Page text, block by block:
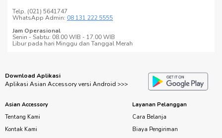
Telp. (021) 5641747
WhatsApp Admin: 08 131 222 5555
Jam Operasional
Senin - Sabtu: 08.00 WIB - 17.00 WIB
Libur pada hari Minggu dan Tanggal Merah
Download Aplikasi
Aplikasi Asian Accessory versi Android >>>
Asian Accessory
Tentang Kami
Kontak Kami
Layanan Pelanggan
Cara Belanja
Biaya Pengiriman